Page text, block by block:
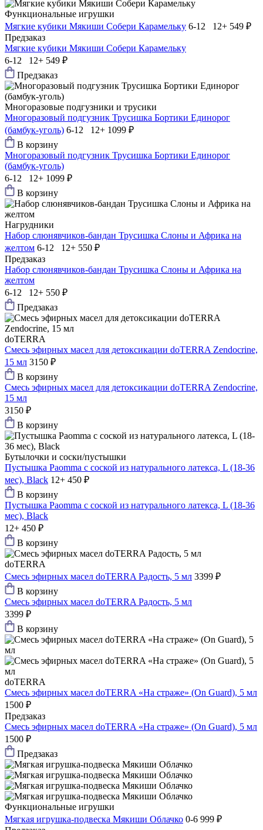
Функциональные игрушки
Мягкие кубики Мякиши Собери Карамельку 6-12 12+ 549 ₽
Предзаказ
Мягкие кубики Мякиши Собери Карамельку
6-12 12+ 549 ₽
Предзаказ
Многоразовые подгузники и трусики
Многоразовый подгузник Трусишка Бортики Единорог
(бамбук-уголь) 6-12 12+ 1099 ₽
В корзину
Многоразовый подгузник Трусишка Бортики Единорог
(бамбук-уголь)
6-12 12+ 1099 ₽
В корзину
Нагрудники
Набор слюнявчиков-бандан Трусишка Слоны и Африка на
желтом 6-12 12+ 550 ₽
Предзаказ
Набор слюнявчиков-бандан Трусишка Слоны и Африка на
желтом
6-12 12+ 550 ₽
Предзаказ
doTERRA
Смесь эфирных масел для детоксикации doTERRA Zendocrine,
15 мл 3150 ₽
В корзину
Смесь эфирных масел для детоксикации doTERRA Zendocrine,
15 мл
3150 ₽
В корзину
Бутылочки и соски/пустышки
Пустышка Paomma с соской из натурального латекса, L (18-36
мес), Black 12+ 450 ₽
В корзину
Пустышка Paomma с соской из натурального латекса, L (18-36
мес), Black
12+ 450 ₽
В корзину
doTERRA
Смесь эфирных масел doTERRA Радость, 5 мл 3399 ₽
В корзину
Смесь эфирных масел doTERRA Радость, 5 мл
3399 ₽
В корзину
doTERRA
Смесь эфирных масел doTERRA «На страже» (On Guard), 5 мл
1500 ₽
Предзаказ
Смесь эфирных масел doTERRA «На страже» (On Guard), 5 мл
1500 ₽
Предзаказ
Функциональные игрушки
Мягкая игрушка-подвеска Мякиши Облачко 0-6 999 ₽